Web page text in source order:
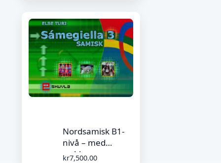
Nordsamisk B1-
nivå – med
weblærer
kr7,500.00